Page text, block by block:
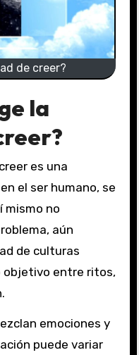
de creer?
la
es una
el ser humano, se
mismo no
aún
de culturas
objetivo entre ritos,
emociones y
puede variar